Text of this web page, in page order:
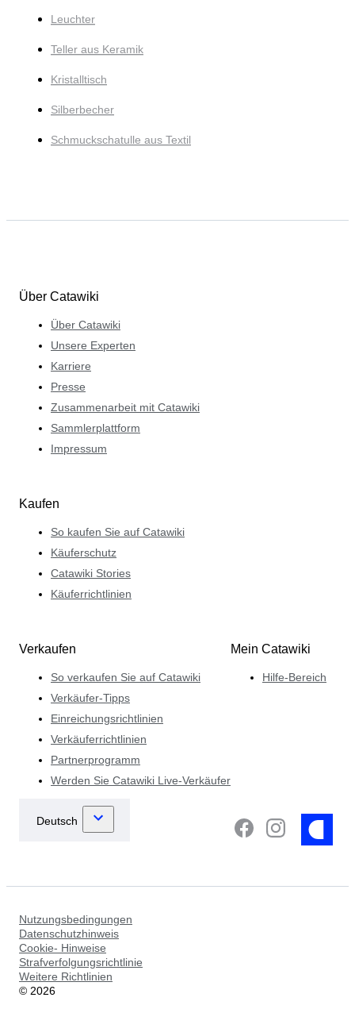
Leuchter
Teller aus Keramik
Kristalltisch
Silberbecher
Schmuckschatulle aus Textil
Über Catawiki
Über Catawiki
Unsere Experten
Karriere
Presse
Zusammenarbeit mit Catawiki
Sammlerplattform
Impressum
Kaufen
So kaufen Sie auf Catawiki
Käuferschutz
Catawiki Stories
Käuferrichtlinien
Verkaufen
So verkaufen Sie auf Catawiki
Verkäufer-Tipps
Einreichungsrichtlinien
Verkäuferrichtlinien
Partnerprogramm
Werden Sie Catawiki Live-Verkäufer
Mein Catawiki
Hilfe-Bereich
Nutzungsbedingungen
Datenschutzhinweis
Cookie- Hinweise
Strafverfolgungsrichtlinie
Weitere Richtlinien
© 2026